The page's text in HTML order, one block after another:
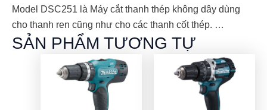
Model DSC251 là Máy cắt thanh thép không dây dùng
cho thanh ren cũng như cho các thanh cốt thép. …
SẢN PHẨM TƯƠNG TỰ